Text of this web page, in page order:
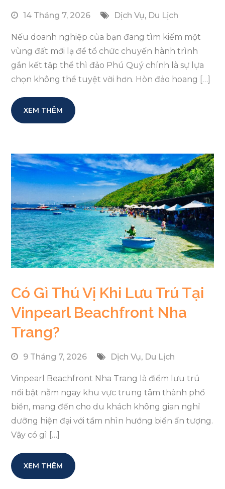
14 Tháng 7, 2026 Dịch Vụ, Du Lịch
Nếu doanh nghiệp của bạn đang tìm kiếm một
vùng đất mới lạ để tổ chức chuyến hành trình
gắn kết tập thể thì đảo Phú Quý chính là sự lựa
chọn không thể tuyệt vời hơn. Hòn đảo hoang […]
XEM THÊM
Có Gì Thú Vị Khi Lưu Trú Tại
Vinpearl Beachfront Nha
Trang?
9 Tháng 7, 2026 Dịch Vụ, Du Lịch
Vinpearl Beachfront Nha Trang là điểm lưu trú
nổi bật nằm ngay khu vực trung tâm thành phố
biển, mang đến cho du khách không gian nghỉ
dưỡng hiện đại với tầm nhìn hướng biển ấn tượng.
Vậy có gì […]
XEM THÊM